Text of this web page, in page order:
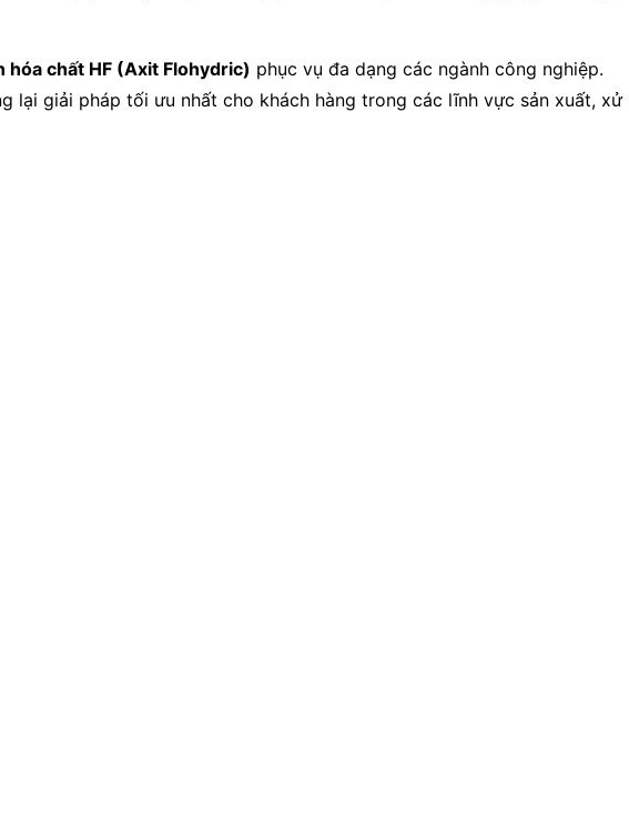
hóa chất HF (Axit Flohydric) phục vụ đa dạng các ngành công nghiệp.
lại giải pháp tối ưu nhất cho khách hàng trong các lĩnh vực sản xuất, xử